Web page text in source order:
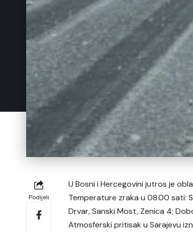
Podijeli
U Bosni i Hercegovini jutros je
Temperature zraka u 08.00 sati:
Drvar, Sanski Most, Zenica 4;
Atmosferski pritisak u Sarajevu